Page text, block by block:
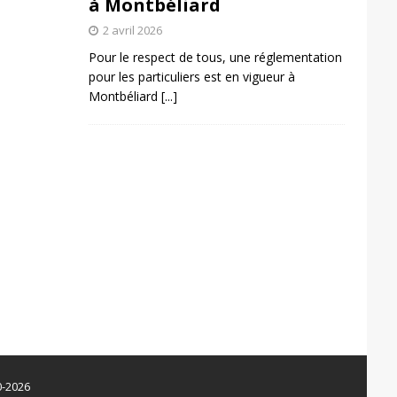
à Montbéliard
2 avril 2026
Pour le respect de tous, une réglementation
pour les particuliers est en vigueur à
Montbéliard [...]
2026